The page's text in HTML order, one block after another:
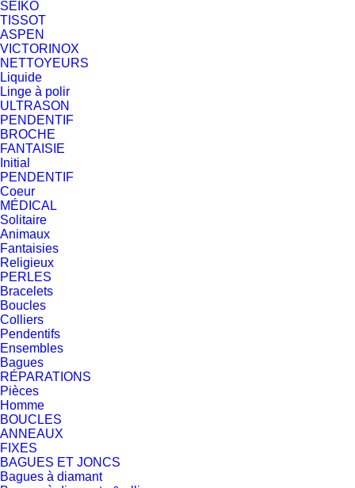
SEIKO
TISSOT
ASPEN
VICTORINOX
NETTOYEURS
Liquide
Linge à polir
ULTRASON
PENDENTIF
BROCHE
FANTAISIE
Initial
PENDENTIF
Coeur
MÉDICAL
Solitaire
Animaux
Fantaisies
Religieux
PERLES
Bracelets
Boucles
Colliers
Pendentifs
Ensembles
Bagues
RÉPARATIONS
Pièces
Homme
BOUCLES
ANNEAUX
FIXES
BAGUES ET JONCS
Bagues à diamant